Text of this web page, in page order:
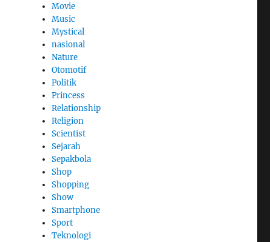
Movie
Music
Mystical
nasional
Nature
Otomotif
Politik
Princess
Relationship
Religion
Scientist
Sejarah
Sepakbola
Shop
Shopping
Show
Smartphone
Sport
Teknologi